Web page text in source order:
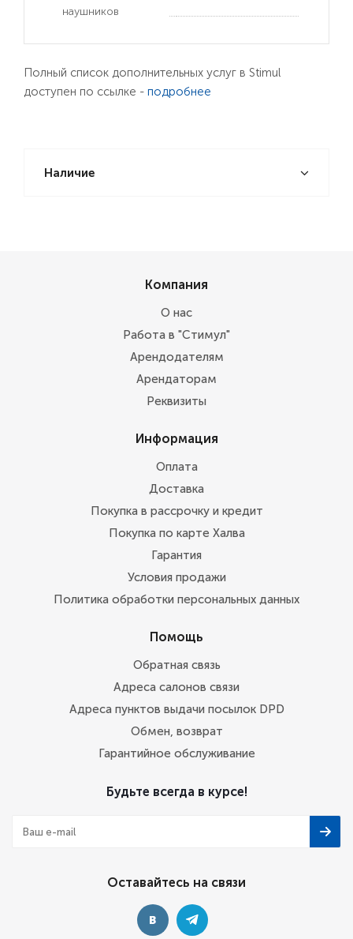
наушников
Полный список дополнительных услуг в Stimul
доступен по ссылке - подробнее
Наличие
Компания
О нас
Работа в "Стимул"
Арендодателям
Арендаторам
Реквизиты
Информация
Оплата
Доставка
Покупка в рассрочку и кредит
Покупка по карте Халва
Гарантия
Условия продажи
Политика обработки персональных данных
Помощь
Обратная связь
Адреса салонов связи
Адреса пунктов выдачи посылок DPD
Обмен, возврат
Гарантийное обслуживание
Будьте всегда в курсе!
Оставайтесь на связи